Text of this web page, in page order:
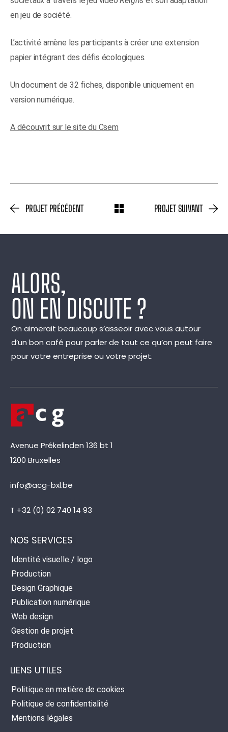
en jeu de société.
L’activité amène les participants à créer une extension
papier intégrant des défis écologiques.
Un document de 32 fiches, disponible uniquement en
version numérique.
A découvrit sur le site du Csem
PROJET PRÉCÉDENT PROJET SUIVANT
ALORS,
ON EN DISCUTE ?
On aimerait beaucoup s’asseoir avec vous autour
d’un bon café pour parler de tout ce qu’on peut faire
pour votre entreprise ou votre projet.
Avenue Prékelinden 136 bt 1
1200 Bruxelles
info@acg-bxl.be
T +32 (0) 02 740 14 93
NOS SERVICES
Identité visuelle / logo
Production
Design Graphique
Publication numérique
Web design
Gestion de projet
Production
LIENS UTILES
Politique en matière de cookies
Politique de confidentialité
Mentions légales